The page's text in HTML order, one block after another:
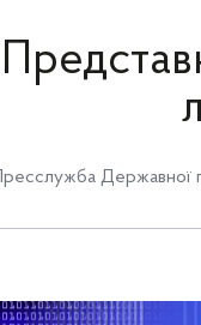
Пресслужба Державної